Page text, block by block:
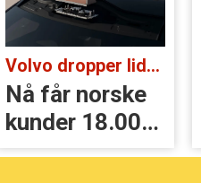
Volvo dropper lidar for godt:
Nå får norske
kunder 18.000
kr i erstatning